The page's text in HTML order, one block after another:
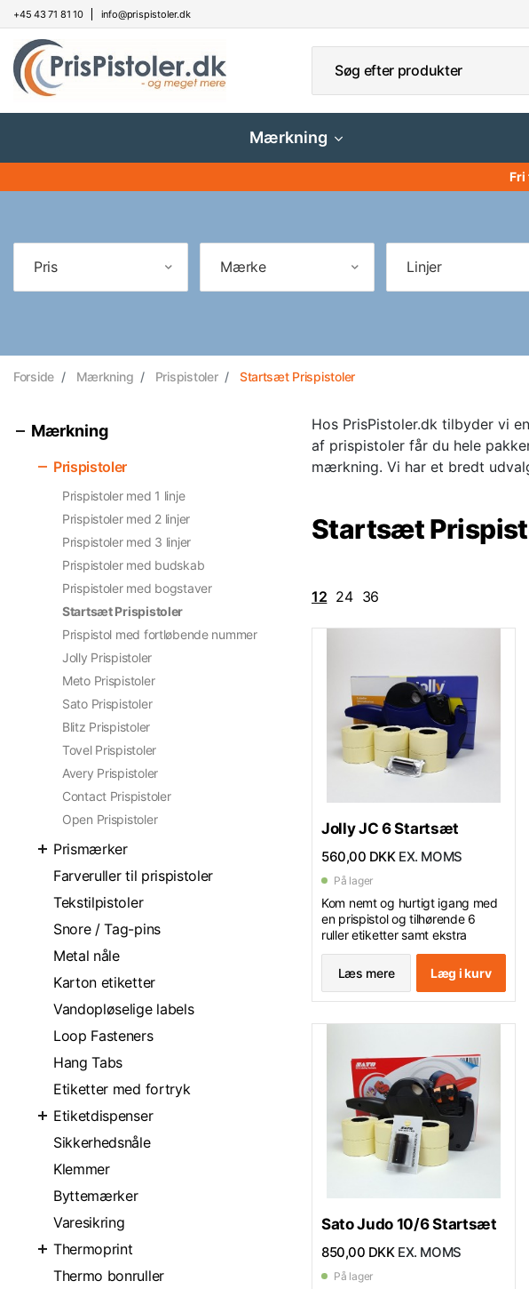
+45 43 71 81 10 info@prispistoler.dk
Mærkning
Fri
Pris Mærke Linjer
Forside Mærkning Prispistoler Startsæt Prispistoler
Mærkning
Prispistoler
Prispistoler med 1 linje
Prispistoler med 2 linjer
Prispistoler med 3 linjer
Prispistoler med budskab
Prispistoler med bogstaver
Startsæt Prispistoler
Prispistol med fortløbende nummer
Jolly Prispistoler
Meto Prispistoler
Sato Prispistoler
Blitz Prispistoler
Tovel Prispistoler
Avery Prispistoler
Contact Prispistoler
Open Prispistoler
Prismærker
Farveruller til prispistoler
Tekstilpistoler
Snore / Tag-pins
Metal nåle
Karton etiketter
Vandopløselige labels
Loop Fasteners
Hang Tabs
Etiketter med fortryk
Etiketdispenser
Sikkerhedsnåle
Klemmer
Byttemærker
Varesikring
Thermoprint
Thermo bonruller
Hos PrisPistoler.dk tilbyder vi
af prispistoler får du hele
mærkning. Vi har et bredt
Startsæt
12 24 36
Jolly JC 6 Startsæt
560,00 DKK EX. MOMS
På lager
Kom nemt og hurtigt igang med
en prispistol og tilhørende 6
ruller etiketter samt ekstra
farverulle.
Etiketformat : 26x12 mm - 1 linjes
pistol med 6 store cifre.
Læs mere Læg i kurv
Sato Judo 10/6 Startsæt
850,00 DKK EX. MOMS
På lager